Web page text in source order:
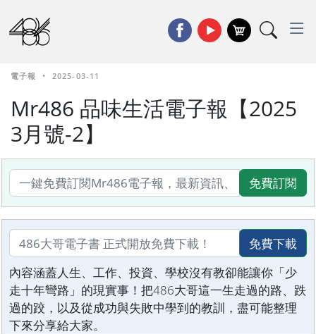
電子報 • 2025-03-11
Mr486 品味生活電子報【2025
3月號-2】
免費訂閱
免費下載
內容涵蓋人生、工作、投資、學校沒有教卻能讓你「少
走十年彎路」的現實事！把486大哥這一生走過的路、跌
過的跤，以及從成功與失敗中學到的教訓，盡可能整理
下來分享給大家。